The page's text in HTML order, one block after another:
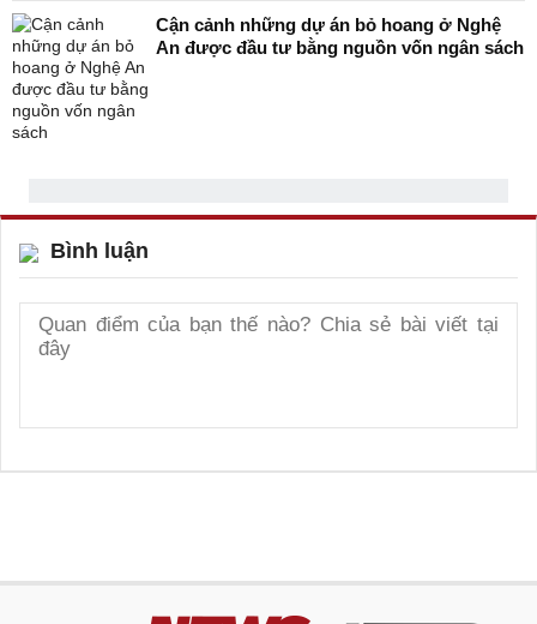
Cận cảnh những dự án bỏ hoang ở Nghệ
An được đầu tư bằng nguồn vốn ngân sách
Bình luận